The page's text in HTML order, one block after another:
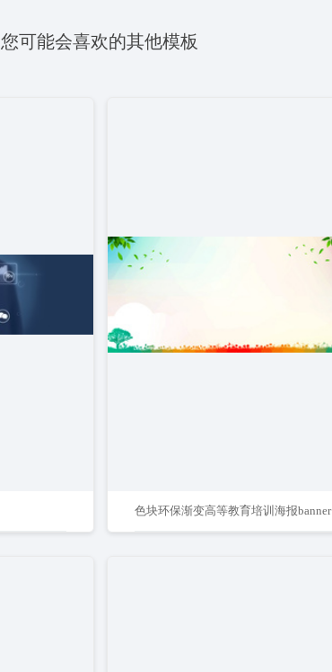
您可能会喜欢的其他模板
色块环保渐变高等教育培训海报banner